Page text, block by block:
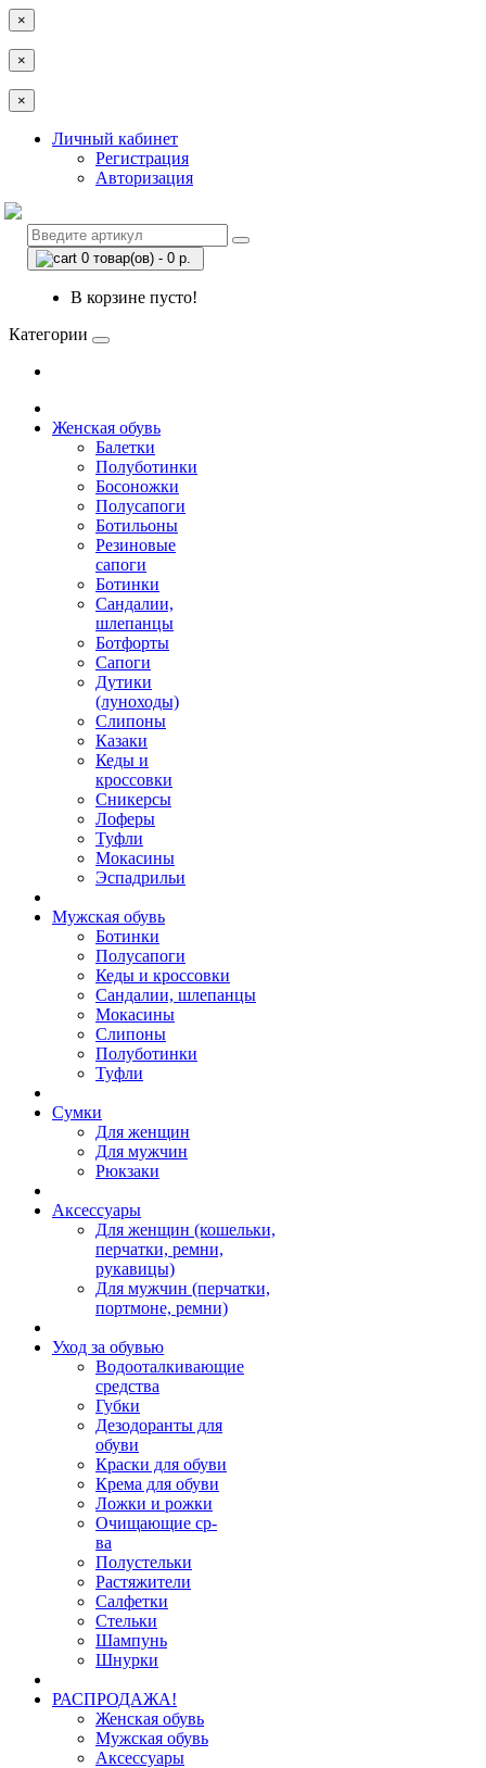
×
×
×
Личный кабинет
Регистрация
Авторизация
0 товар(ов) - 0 р.
В корзине пусто!
Категории
Женская обувь
Балетки
Полуботинки
Босоножки
Полусапоги
Ботильоны
Резиновые
сапоги
Ботинки
Сандалии,
шлепанцы
Ботфорты
Сапоги
Дутики
(луноходы)
Слипоны
Казаки
Кеды и
кроссовки
Сникерсы
Лоферы
Туфли
Мокасины
Эспадрильи
Мужская обувь
Ботинки
Полусапоги
Кеды и кроссовки
Сандалии, шлепанцы
Мокасины
Слипоны
Полуботинки
Туфли
Сумки
Для женщин
Для мужчин
Рюкзаки
Аксессуары
Для женщин (кошельки,
перчатки, ремни,
рукавицы)
Для мужчин (перчатки,
портмоне, ремни)
Уход за обувью
Водооталкивающие
средства
Губки
Дезодоранты для
обуви
Краски для обуви
Крема для обуви
Ложки и рожки
Очищающие ср-
ва
Полустельки
Растяжители
Салфетки
Стельки
Шампунь
Шнурки
РАСПРОДАЖА!
Женская обувь
Мужская обувь
Аксессуары